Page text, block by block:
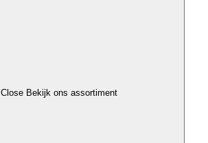
Close Bekijk ons assortiment